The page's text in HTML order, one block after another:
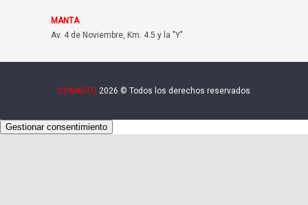
MANTA
Av. 4 de Noviembre, Km. 4.5 y la "Y".
CONAUTO 2026 © Todos los derechos reservados
Gestionar consentimiento